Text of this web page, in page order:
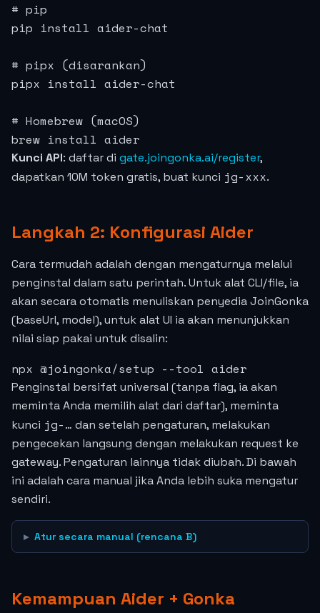
# pip
pip install aider-chat
# pipx (disarankan)
pipx install aider-chat
# Homebrew (macOS)
brew install aider
Kunci API: daftar di gate.joingonka.ai/register,
dapatkan 10M token gratis, buat kunci jg-xxx.
Langkah 2: Konfigurasi Aider
Cara termudah adalah dengan mengaturnya melalui
penginstal dalam satu perintah. Untuk alat CLI/file, ia
akan secara otomatis menuliskan penyedia JoinGonka
(baseUrl, model), untuk alat UI ia akan menunjukkan
nilai siap pakai untuk disalin:
npx @joingonka/setup --tool aider
Penginstal bersifat universal (tanpa flag, ia akan
meminta Anda memilih alat dari daftar), meminta
kunci jg-… dan setelah pengaturan, melakukan
pengecekan langsung dengan melakukan request ke
gateway. Pengaturan lainnya tidak diubah. Di bawah
ini adalah cara manual jika Anda lebih suka mengatur
sendiri.
Atur secara manual (rencana B)
Kemampuan Aider + Gonka